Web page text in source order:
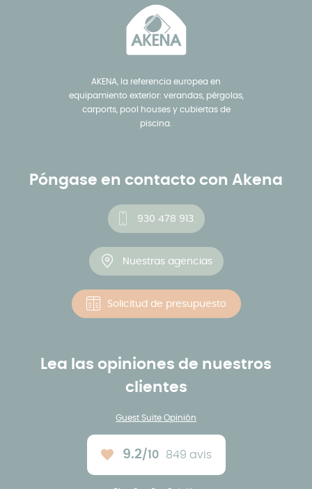
AKENA, la referencia europea en
equipamiento exterior: verandas, pérgolas,
carports, pool houses y cubiertas de
piscina.
Póngase en contacto con Akena
930 478 913
Nuestras agencias
Solicitud de presupuesto
Lea las opiniones de nuestros
clientes
Guest Suite Opinión
Note moyenne :
9.2/10 849 avis